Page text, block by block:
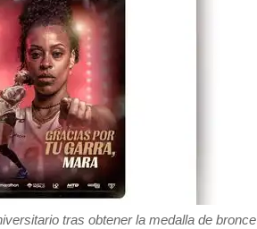
tras obtener la medalla de bronce